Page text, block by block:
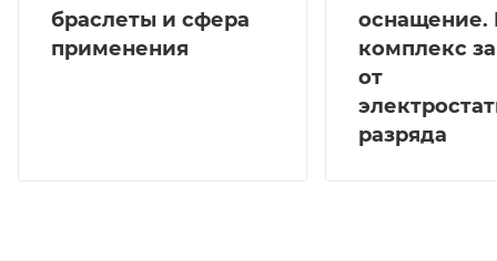
браслеты и сфера
применения
оснащение.
комплекс
от
разряда